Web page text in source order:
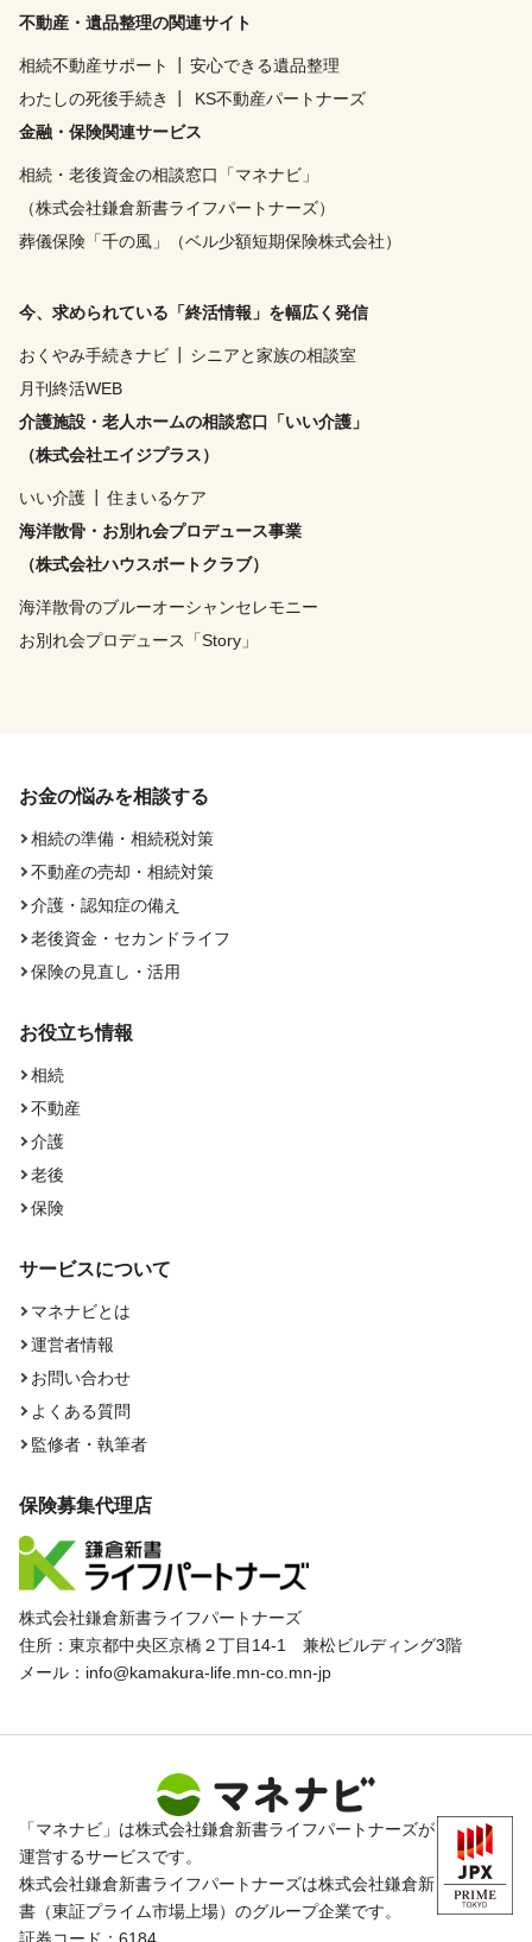
不動産・遺品整理の関連サイト
相続不動産サポート
安心できる遺品整理
わたしの死後手続き
KS不動産パートナーズ
金融・保険関連サービス
相続・老後資金の相談窓口「マネナビ」
（株式会社鎌倉新書ライフパートナーズ）
葬儀保険「千の風」（ベル少額短期保険株式会社）
今、求められている「終活情報」を幅広く発信
おくやみ手続きナビ
シニアと家族の相談室
月刊終活WEB
介護施設・老人ホームの相談窓口「いい介護」
（株式会社エイジプラス）
いい介護
住まいるケア
海洋散骨・お別れ会プロデュース事業
（株式会社ハウスボートクラブ）
海洋散骨のブルーオーシャンセレモニー
お別れ会プロデュース「Story」
お金の悩みを相談する
相続の準備・相続税対策
不動産の売却・相続対策
介護・認知症の備え
老後資金・セカンドライフ
保険の見直し・活用
お役立ち情報
相続
不動産
介護
老後
保険
サービスについて
マネナビとは
運営者情報
お問い合わせ
よくある質問
監修者・執筆者
保険募集代理店
株式会社鎌倉新書ライフパートナーズ
住所：東京都中央区京橋２丁目14-1 兼松ビルディング3階
メール：info@kamakura-life.mn-co.mn-jp
「マネナビ」は株式会社鎌倉新書ライフパートナーズが
運営するサービスです。
株式会社鎌倉新書ライフパートナーズは株式会社鎌倉新
書（東証プライム市場上場）のグループ企業です。